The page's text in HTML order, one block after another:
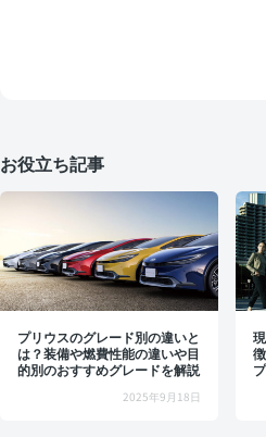
お役立ち記事
プリウスのグレード別の違いと
は？装備や燃費性能の違いや目
的別のおすすめグレードを解説
2025年9月18日